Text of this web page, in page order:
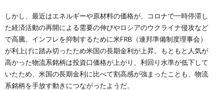
しかし、最近はエネルギーや原材料の価格が、コロナで一時停滞し
た経済活動の再開による需要の伸びやロシアのウクライナ侵攻など
で高騰、インフレを抑制するために米FRB（連邦準備制度理事会）
が利上げに踏み切ったため米国の長期金利が上昇。もともと人気が
高かった物流系銘柄は投資口価格が上がり、利回り水準が低下して
いたため、米国の長期金利に比べて割高感が強まったことも、物流
系銘柄を手放す動きにつながったようだ。